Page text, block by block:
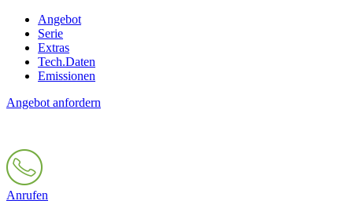
Angebot
Serie
Extras
Tech.Daten
Emissionen
Angebot anfordern
Anrufen